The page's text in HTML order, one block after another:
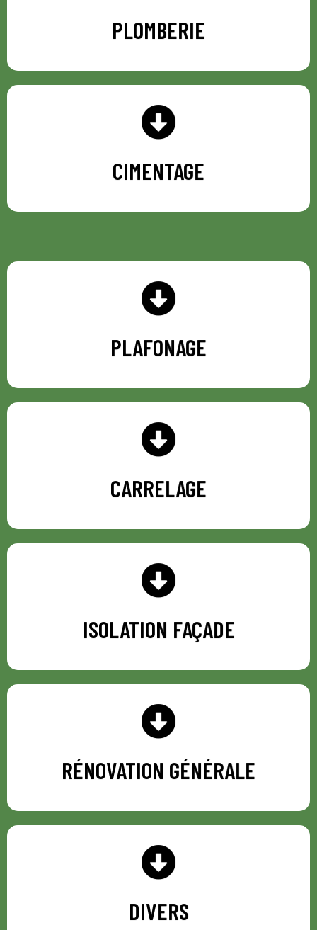
PLOMBERIE
CIMENTAGE
CIMENTAGE
PLAFONAGE
PLAFONAGE
CARRELAGE
CARRELAGE
ISOLATION FAÇADE
ISOLATION FAÇADE
RÉNOVATION GÉNÉRALE
RÉNOVATION GÉNÉRALE
DIVERS
DIVERS